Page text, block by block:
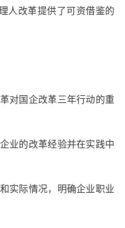
人改革提供了可资借鉴的
对国企改革三年行动的重
业的改革经验并在实践中
实际情况，明确企业职业